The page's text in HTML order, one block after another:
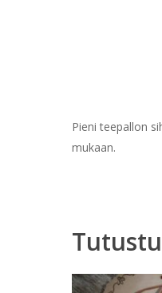
Pieni teepallon
mukaan.